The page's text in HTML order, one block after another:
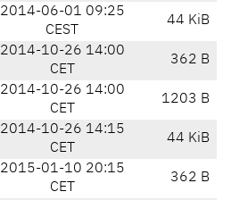
2014-06-01 09:25
CEST
44 KiB
2014-10-26 14:00
CET
362 B
2014-10-26 14:00
CET
1203 B
2014-10-26 14:15
CET
44 KiB
2015-01-10 20:15
CET
362 B